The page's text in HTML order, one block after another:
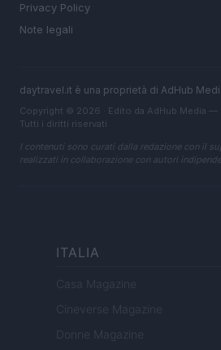
Privacy Policy
Note legali
daytravel.it è una proprietà di AdHub
Copyright © 2026 · Edito da AdHub Media —
Tutti i diritti riservati
I contenuti sono curati dalla redazione con il
realizzati in collaborazione con autori
ITALIA
Casa Magazine
Cineverse Magazine
Donne Magazine